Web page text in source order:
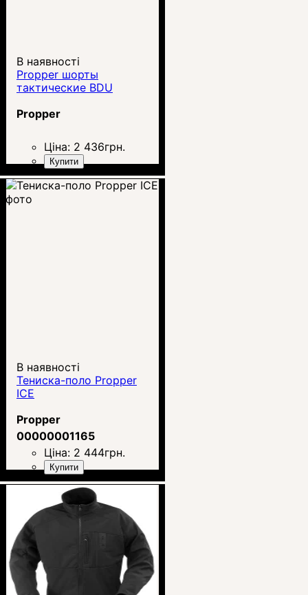
В наявності
Propper шорты
тактические BDU
Propper
Ціна: 2 436грн.
Купити
В наявності
Тениска-поло Propper
ICE
Propper
00000001165
Ціна: 2 444грн.
Купити